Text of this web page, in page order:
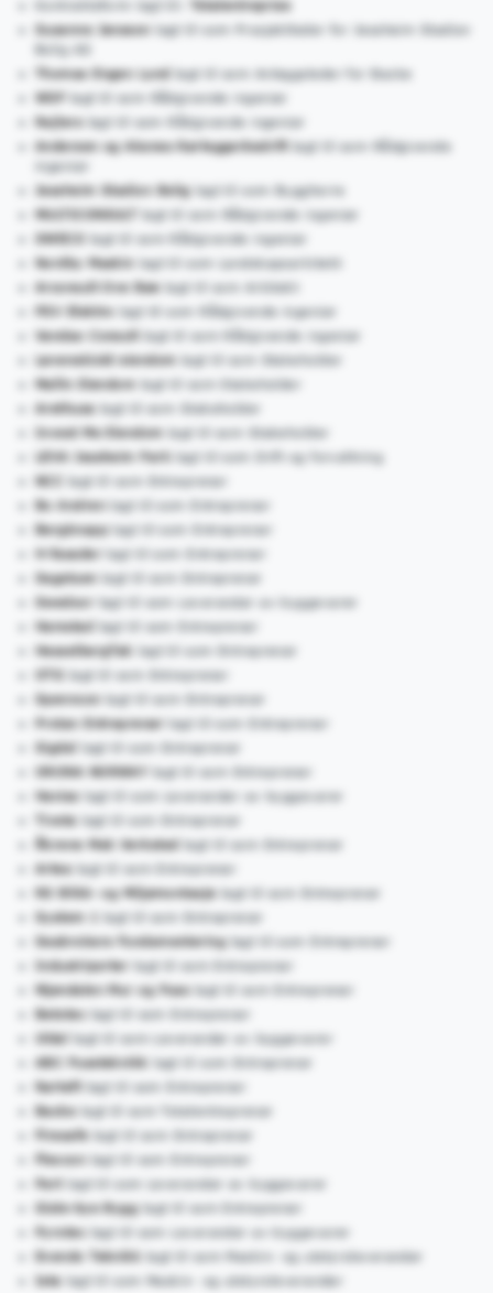
Kontraktsform lagt til:
Totalentreprise
Susanne Jansson
lagt til som Prosjektleder for Jessheim Stadion
Bolig AS
Thomas Engen Lund
lagt til som Anleggsleder for Backe
WSP
lagt til som Rådgivende ingeniør
Rejlers lagt til som Rådgivende ingeniør
Andersen og Aksnes Rørleggerbedrift
lagt til som Rådgivende
ingeniør
Jessheim Stadion Boliglagt til som Byggherre
MULTICONSULT
lagt til som Rådgivende ingeniør
SWECO
lagt til som Rådgivende ingeniør
Nordby Maskin
lagt til som Landskapsarkitekt
Arconsult Ove Bøe lagt til som Arkitekt
PSV Elektro
lagt til som Rådgivende ingeniør
Vandao Consult
lagt til som Rådgivende ingeniør
Løvenskiold eiendom
lagt til som Stakeholder
Mallin Eiendom
lagt til som Stakeholder
Arethusa lagt til som Stakeholder
Invest Me Eiendom
lagt til som Stakeholder
LEVA Jessheim Park
lagt til som Drift og forvaltning
NCC
lagt til som Entreprenør
Bo Andren
lagt til som Entreprenør
Bergknapplagt til som Entreprenør
H-fasader
lagt til som Entreprenør
Sagstuen
lagt til som Entreprenør
Swedoor
lagt til som Leverandør av byggevarer
Hamstad
lagt til som Entreprenør
HesselbergTak
lagt til som Entreprenør
OTG
lagt til som Entreprenør
Spenncon
lagt til som Entreprenør
Protan Entreprenør
lagt til som Entreprenør
Sigdal
lagt til som Entreprenør
ORONA NORWAY
lagt til som Entreprenør
Haniss lagt til som Leverandør av byggevarer
Tiveta lagt til som Entreprenør
Åkrene Mek Verksted
lagt til som Entreprenør
Artea lagt til som Entreprenør
RS Blikk- og Miljømontasje lagt til som Entreprenør
System 1
lagt til som Entreprenør
Seabrokers Fundamenteringlagt til som Entreprenør
Industriporter
lagt til som Entreprenør
Mjøndalen Mur og Puss lagt til som Entreprenør
Betotec
lagt til som Entreprenør
Uldal
lagt til som Leverandør av byggevarer
ABC Pussteknikk
lagt til som Entreprenør
Rørteft
lagt til som Entreprenør
Backe lagt til som Totalentreprenør
Firesafe
lagt til som Entreprenør
Flexcon
lagt til som Entreprenør
Part
lagt til som Leverandør av byggevarer
Gisle-bye Bygglagt til som Entreprenør
Pyrotec
lagt til som Leverandør av byggevarer
Evendo Teknikk
lagt til som Maskin- og utstyrsleverandør
Ista lagt til som Maskin- og utstyrsleverandør